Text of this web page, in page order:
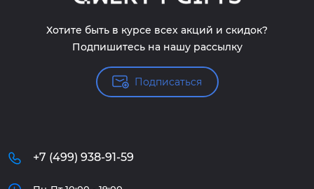
Хотите быть в курсе всех акций и скидок?
Подпишитесь на нашу рассылку
Подписаться
+7 (499) 938-91-59